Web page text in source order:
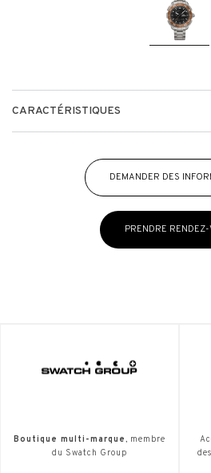
CARACTÉRISTIQUES
DEMANDER DES
PRENDRE RENDEZ-
Boutique multi-marque, membre
du Swatch Group